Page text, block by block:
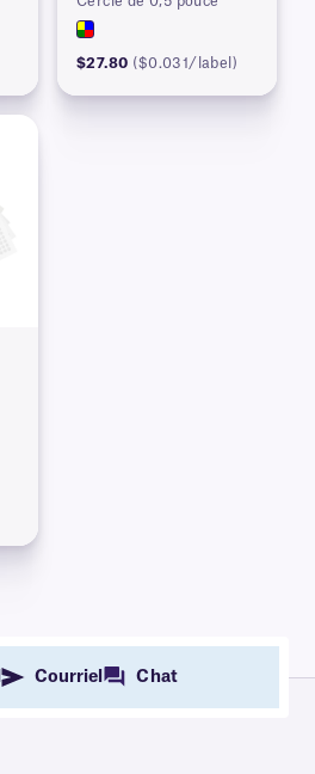
$27.80 ($0.031/label)
Courriel Chat